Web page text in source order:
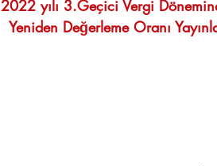
2022 yılı 3.Geçici Vergi
Yeniden Değerleme Oranı